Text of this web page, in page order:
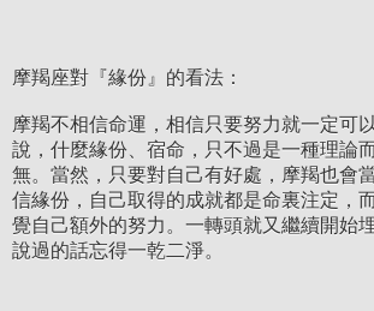
摩羯座對『緣份』的看法：
摩羯不相信命運，相信只要努力就一定可
說，什麼緣份、宿命，只不過是一種理論
無。當然，只要對自己有好處，摩羯也會
信緣份，自己取得的成就都是命裏注定，
覺自己額外的努力。一轉頭就又繼續開始
說過的話忘得一乾二淨。